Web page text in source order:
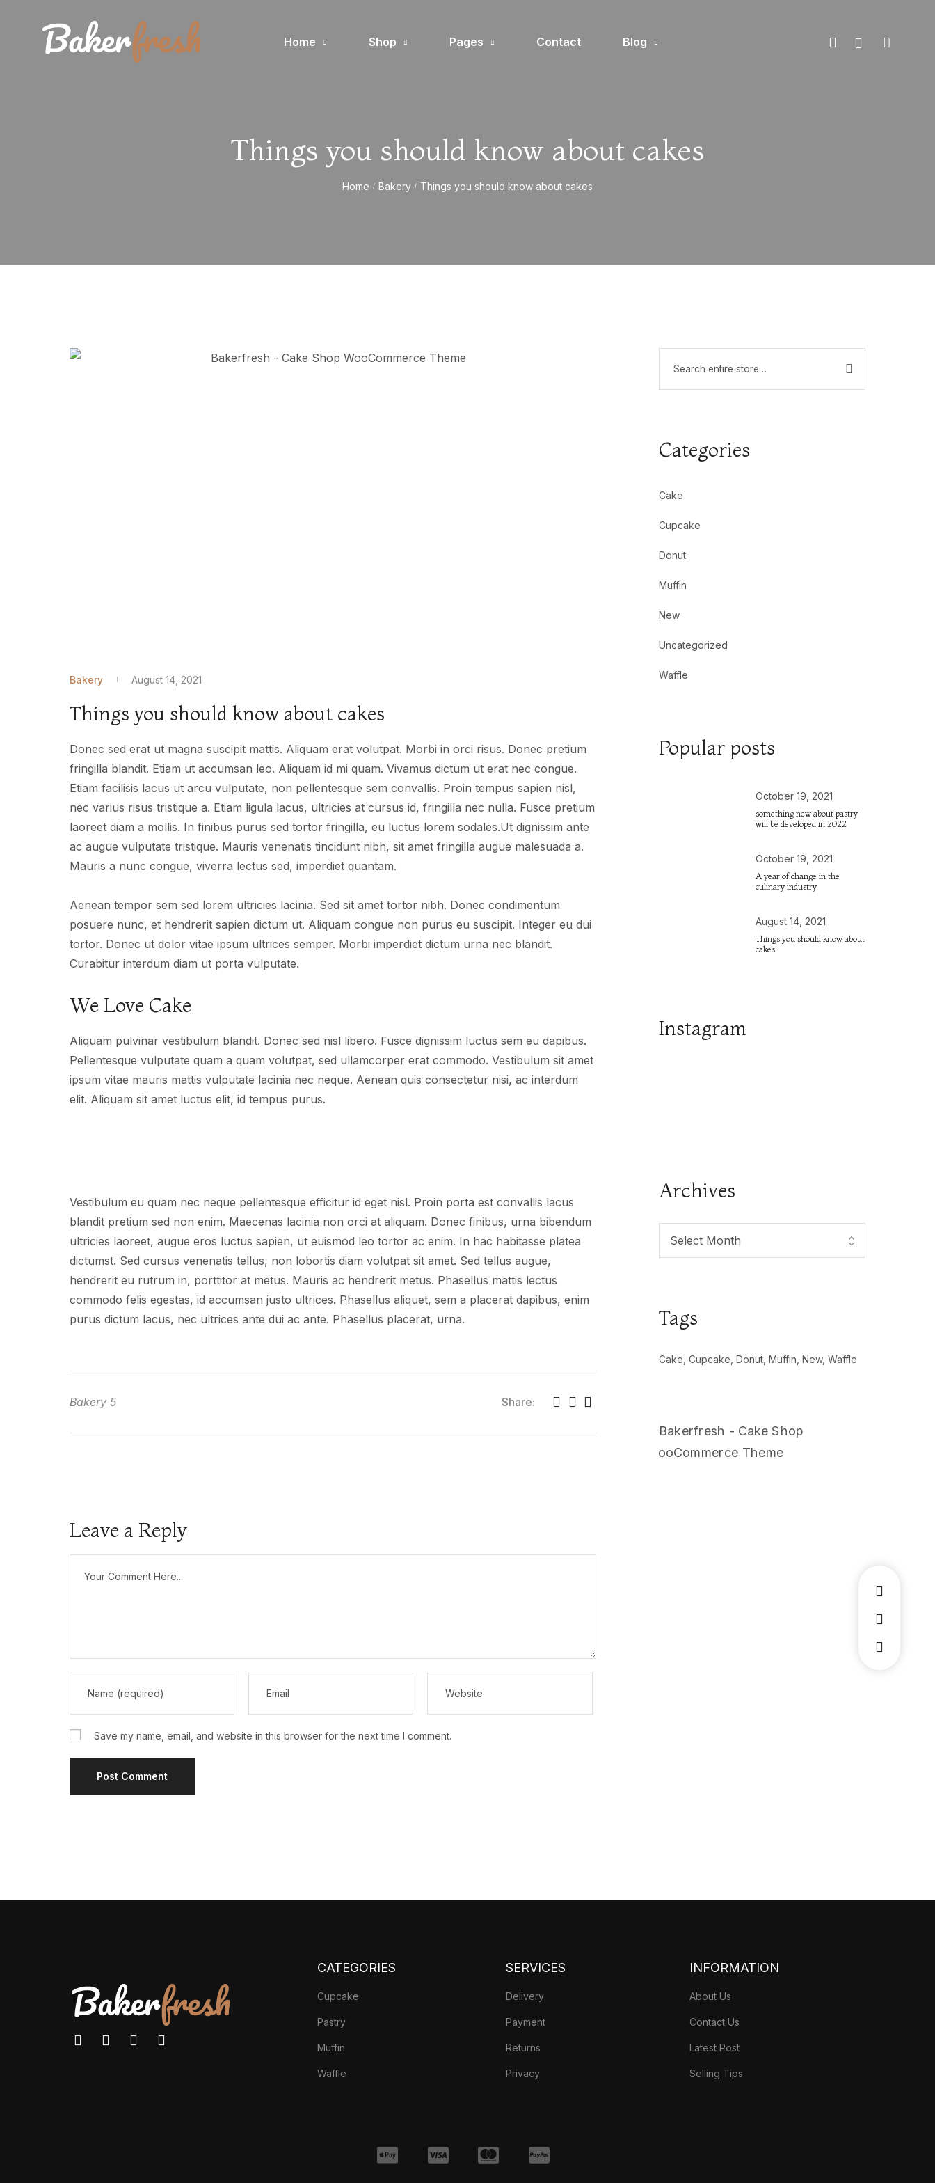
Home Shop Pages Contact Blog
Things you should know about cakes
Home / Bakery / Things you should know about cakes
Bakery August 14, 2021
Things you should know about cakes
Donec sed erat ut magna suscipit mattis. Aliquam erat volutpat. Morbi in orci risus. Donec pretium
fringilla blandit. Etiam ut accumsan leo. Aliquam id mi quam. Vivamus dictum ut erat nec congue.
Etiam facilisis lacus ut arcu vulputate, non pellentesque sem convallis. Proin tempus sapien nisl,
nec varius risus tristique a. Etiam ligula lacus, ultricies at cursus id, fringilla nec nulla. Fusce pretium
laoreet diam a mollis. In finibus purus sed tortor fringilla, eu luctus lorem sodales.Ut dignissim ante
ac augue vulputate tristique. Mauris venenatis tincidunt nibh, sit amet fringilla augue malesuada a.
Mauris a nunc congue, viverra lectus sed, imperdiet quantam.
Aenean tempor sem sed lorem ultricies lacinia. Sed sit amet tortor nibh. Donec condimentum
posuere nunc, et hendrerit sapien dictum ut. Aliquam congue non purus eu suscipit. Integer eu dui
tortor. Donec ut dolor vitae ipsum ultrices semper. Morbi imperdiet dictum urna nec blandit.
Curabitur interdum diam ut porta vulputate.
We Love Cake
Aliquam pulvinar vestibulum blandit. Donec sed nisl libero. Fusce dignissim luctus sem eu dapibus.
Pellentesque vulputate quam a quam volutpat, sed ullamcorper erat commodo. Vestibulum sit amet
ipsum vitae mauris mattis vulputate lacinia nec neque. Aenean quis consectetur nisi, ac interdum
elit. Aliquam sit amet luctus elit, id tempus purus.
Vestibulum eu quam nec neque pellentesque efficitur id eget nisl. Proin porta est convallis lacus
blandit pretium sed non enim. Maecenas lacinia non orci at aliquam. Donec finibus, urna bibendum
ultricies laoreet, augue eros luctus sapien, ut euismod leo tortor ac enim. In hac habitasse platea
dictumst. Sed cursus venenatis tellus, non lobortis diam volutpat sit amet. Sed tellus augue,
hendrerit eu rutrum in, porttitor at metus. Mauris ac hendrerit metus. Phasellus mattis lectus
commodo felis egestas, id accumsan justo ultrices. Phasellus aliquet, sem a placerat dapibus, enim
purus dictum lacus, nec ultrices ante dui ac ante. Phasellus placerat, urna.
Bakery 5 Share:
Leave a Reply
Save my name, email, and website in this browser for the next time I comment.
Categories
Cake
Cupcake
Donut
Muffin
New
Uncategorized
Waffle
Popular posts
October 19, 2021
something new about pastry
will be developed in 2022
October 19, 2021
A year of change in the
culinary industry
August 14, 2021
Things you should know about
cakes
Instagram
Archives
Tags
Cake Cupcake Donut Muffin New Waffle
CATEGORIES
Cupcake
Pastry
Muffin
Waffle
SERVICES
Delivery
Payment
Returns
Privacy
INFORMATION
About Us
Contact Us
Latest Post
Selling Tips